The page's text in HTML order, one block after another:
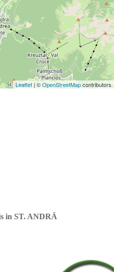
Leaflet | ©OpenStreetMapcontributors
in ST. ANDRÄ